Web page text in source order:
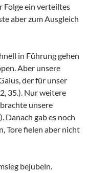
Folge ein verteiltes
aber zum Ausgleich
in Führung gehen
Aber unsere
der für unser
35.). Nur weitere
unsere
Danach gab es noch
Tore fielen aber nicht
bejubeln.